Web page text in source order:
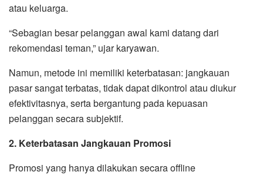
atau keluarga.
“Sebagian besar pelanggan awal kami datang dari
rekomendasi teman,” ujar karyawan.
Namun, metode ini memiliki keterbatasan: jangkauan
pasar sangat terbatas, tidak dapat dikontrol atau diukur
efektivitasnya, serta bergantung pada kepuasan
pelanggan secara subjektif.
2. Keterbatasan Jangkauan Promosi
Promosi yang hanya dilakukan secara offline